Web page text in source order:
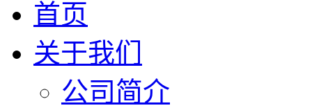
首页
关于我们
公司简介